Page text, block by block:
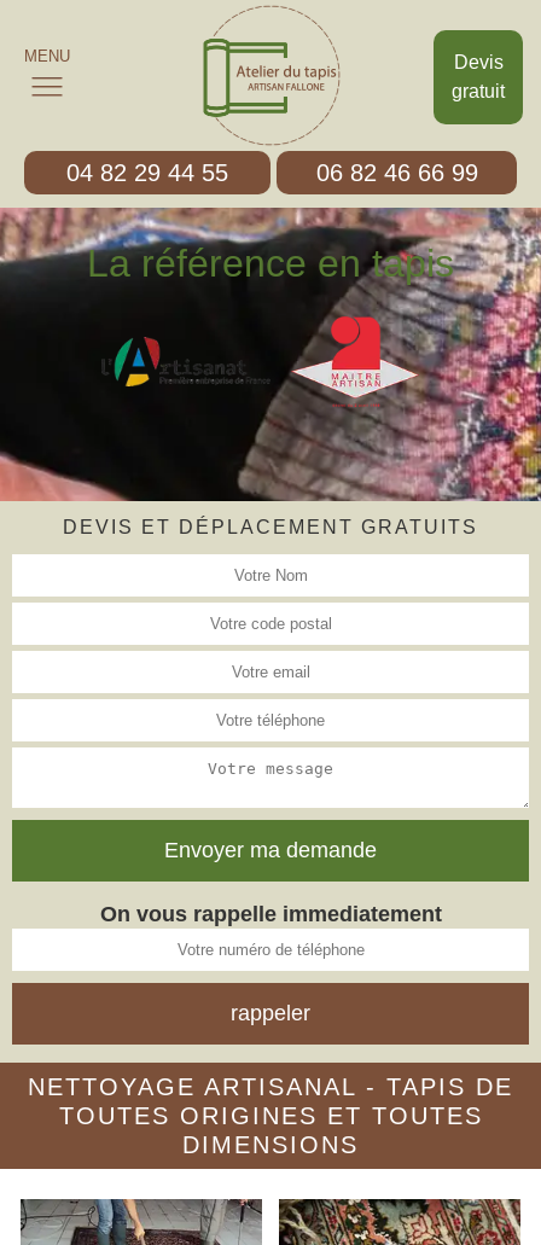
Devis
gratuit
MENU
04 82 29 44 55 06 82 46 66 99
La référence en tapis
DEVIS ET DÉPLACEMENT GRATUITS
On vous rappelle immediatement
NETTOYAGE ARTISANAL - TAPIS DE
TOUTES ORIGINES ET TOUTES
DIMENSIONS